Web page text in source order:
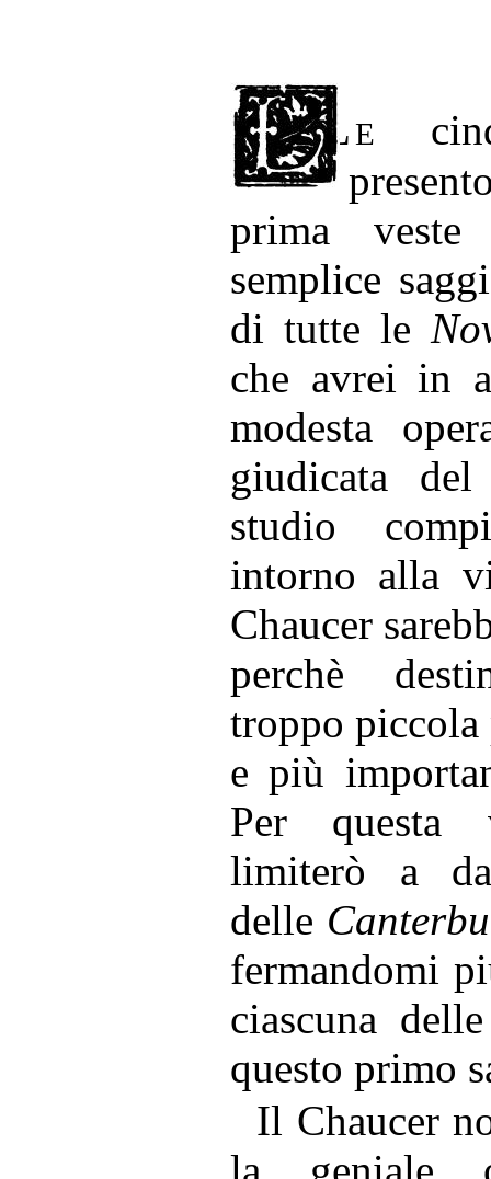
Le
prima
semplice
di tutte le
che avrei in
modesta
giudicata
studio
intorno alla
Chaucer
perchè
troppo piccola
e più
Per
limiterò a
delle
fermandomi
ciascuna
questo primo
Il Chaucer